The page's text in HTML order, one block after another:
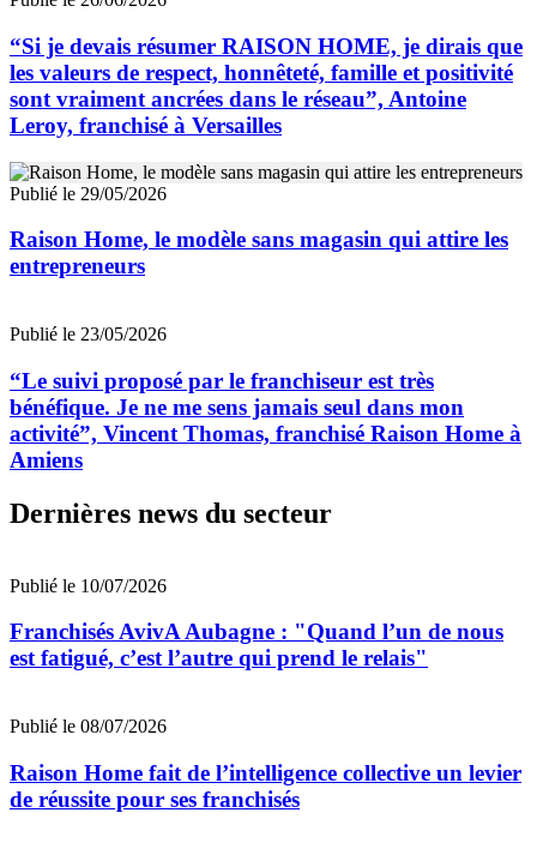
“Si je devais résumer RAISON HOME, je dirais que
les valeurs de respect, honnêteté, famille et positivité
sont vraiment ancrées dans le réseau”, Antoine
Leroy, franchisé à Versailles
Publié le 29/05/2026
Raison Home, le modèle sans magasin qui attire les
entrepreneurs
Publié le 23/05/2026
“Le suivi proposé par le franchiseur est très
bénéfique. Je ne me sens jamais seul dans mon
activité”, Vincent Thomas, franchisé Raison Home à
Amiens
Dernières news du secteur
Publié le 10/07/2026
Franchisés AvivA Aubagne : "Quand l’un de nous
est fatigué, c’est l’autre qui prend le relais"
Publié le 08/07/2026
Raison Home fait de l’intelligence collective un levier
de réussite pour ses franchisés